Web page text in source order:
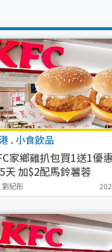
.小食飲品
家鄉雞扒包買1送1優
天 加$2配馬鈴薯蓉
劉紀彤